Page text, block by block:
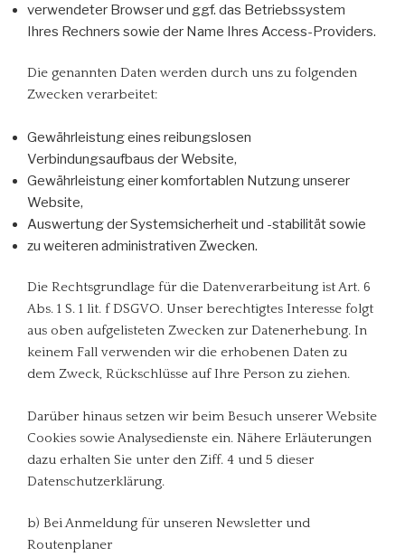
verwendeter Browser und ggf. das Betriebssystem
Ihres Rechners sowie der Name Ihres Access-Providers.
Die genannten Daten werden durch uns zu folgenden
Zwecken verarbeitet:
Gewährleistung eines reibungslosen
Verbindungsaufbaus der Website,
Gewährleistung einer komfortablen Nutzung unserer
Website,
Auswertung der Systemsicherheit und -stabilität sowie
zu weiteren administrativen Zwecken.
Die Rechtsgrundlage für die Datenverarbeitung ist Art. 6
Abs. 1 S. 1 lit. f DSGVO. Unser berechtigtes Interesse folgt
aus oben aufgelisteten Zwecken zur Datenerhebung. In
keinem Fall verwenden wir die erhobenen Daten zu
dem Zweck, Rückschlüsse auf Ihre Person zu ziehen.
Darüber hinaus setzen wir beim Besuch unserer Website
Cookies sowie Analysedienste ein. Nähere Erläuterungen
dazu erhalten Sie unter den Ziff. 4 und 5 dieser
Datenschutzerklärung.
b) Bei Anmeldung für unseren Newsletter und
Routenplaner